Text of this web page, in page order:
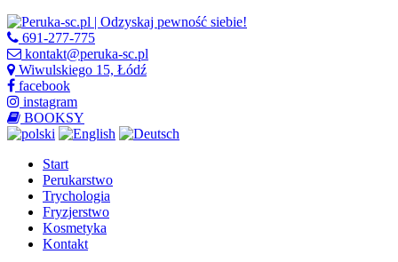
691-277-775
kontakt@peruka-sc.pl
Wiwulskiego 15, Łódź
facebook
instagram
BOOKSY
Start
Perukarstwo
Trychologia
Fryzjerstwo
Kosmetyka
Kontakt